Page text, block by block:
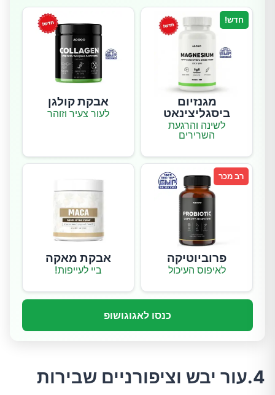
חדש!
מגנזיום
ביסגליצינאט
לשינה והרגעת
השרירים
אבקת קולגן
לעור צעיר וזוהר
רב מכר
פרוביוטיקה
לאיפוס העיכול
אבקת מאקה
ביי לעייפות!
כנסו לאגוגושופ
4.עור יבש וציפורניים שבירות